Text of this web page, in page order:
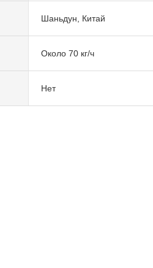
Шаньдун, Китай
Около 70 кг/ч
Нет